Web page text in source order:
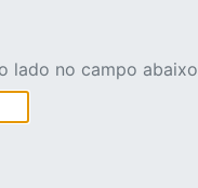
lado no campo abaixo